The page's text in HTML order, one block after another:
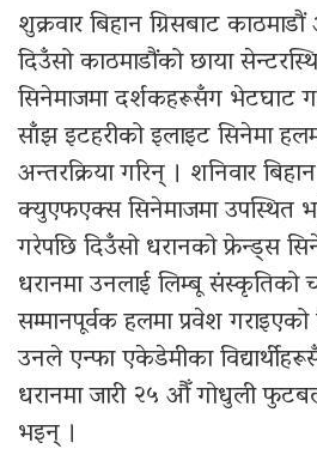
शुक्रवार बिहान ग्रिसबाट
दिउँसो काठमाडौंको छाया
सिनेमाजमा दर्शकहरूसँग भेटघाट
साँझ इटहरीको इलाइट सिनेमा
अन्तरक्रिया गरिन् । शनिवार
क्युएफएक्स सिनेमाजमा उपस्थित
गरेपछि दिउँसो धरानको फ्रेन्ड्स
धरानमा उनलाई लिम्बू संस्कृतिको
सम्मानपूर्वक हलमा प्रवेश
उनले एन्फा एकेडेमीका
धरानमा जारी २५ औँ गोधुली
भइन् ।